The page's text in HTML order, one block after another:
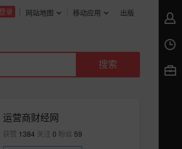
网站地图 移动应用 出版
登录
运营商财经网
获赞 1384 关注 0 粉丝 59